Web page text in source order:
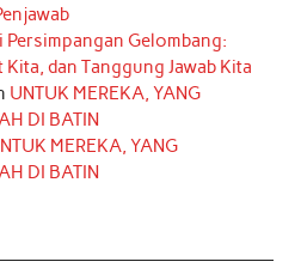
Persimpangan Gelombang:
dan Tanggung Jawab Kita
UNTUK MEREKA, YANG
DI BATIN
MEREKA, YANG
DI BATIN